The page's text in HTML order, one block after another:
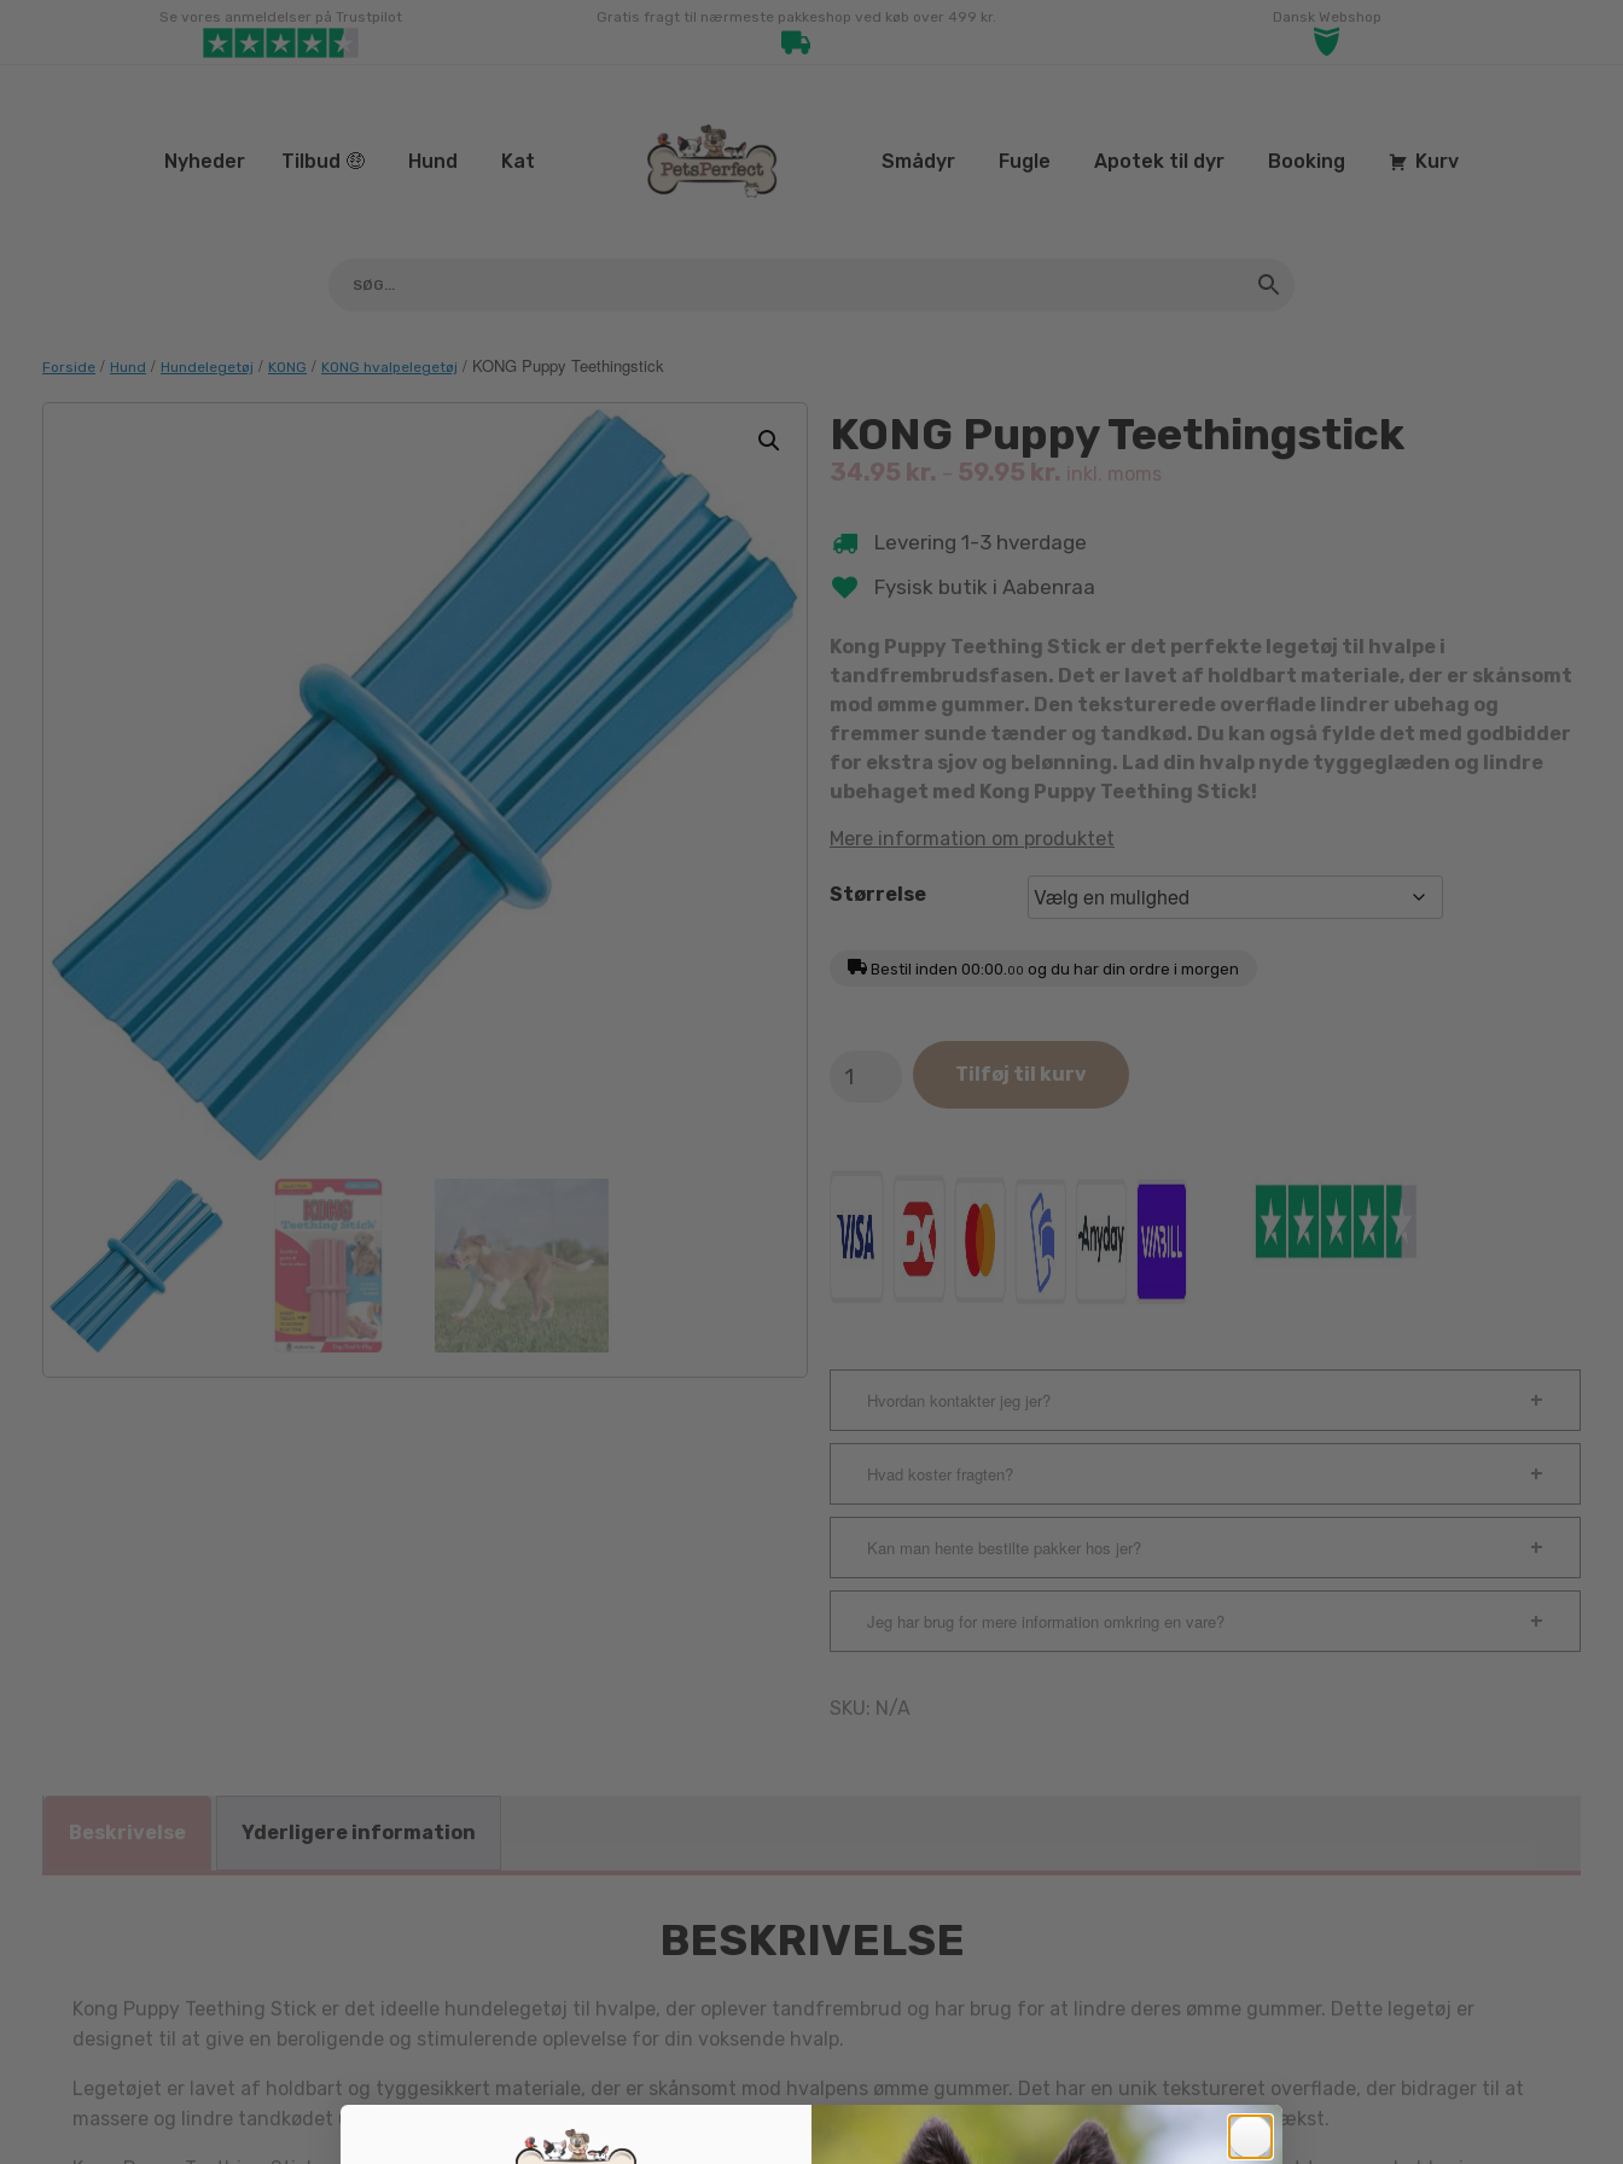
Se vores anmeldelser på Trustpilot Gratis fragt til nærmeste pakkeshop ved køb over 499 kr. Dansk Webshop
Nyheder Tilbud 🤑 Hund Kat Smådyr Fugle Apotek til dyr Booking Kurv
Forside / Hund / Hundelegetøj / KONG / KONG hvalpelegetøj / KONG Puppy Teethingstick
KONG Puppy Teethingstick
34.95 kr. – 59.95 kr. inkl. moms
Levering 1-3 hverdage
Fysisk butik i Aabenraa
Kong Puppy Teething Stick er det perfekte legetøj til hvalpe i
tandfrembrudsfasen. Det er lavet af holdbart materiale, der er skånsomt
mod ømme gummer. Den teksturerede overflade lindrer ubehag og
fremmer sunde tænder og tandkød. Du kan også fylde det med godbidder
for ekstra sjov og belønning. Lad din hvalp nyde tyggeglæden og lindre
ubehaget med Kong Puppy Teething Stick!
Mere information om produktet
Størrelse
Bestil inden 00:00.00 og du har din ordre i morgen
Puppy
Tilføj til kurv
Hvordan kontakter jeg jer?
Hvad koster fragten?
Kan man hente bestilte pakker hos jer?
Jeg har brug for mere information omkring en vare?
SKU: N/A
Beskrivelse Yderligere information
BESKRIVELSE
Kong Puppy Teething Stick er det ideelle hundelegetøj til hvalpe, der oplever tandfrembrud og har brug for at lindre deres ømme gummer. Dette legetøj er
designet til at give en beroligende og stimulerende oplevelse for din voksende hvalp.
Legetøjet er lavet af holdbart og tyggesikkert materiale, der er skånsomt mod hvalpens ømme gummer. Det har en unik tekstureret overflade, der bidrager til at
massere og lindre tandkødet under tandfrembruddet. Dette hjælper med at reducere ubehag og fremme sunde tand- og tandkødsvækst.